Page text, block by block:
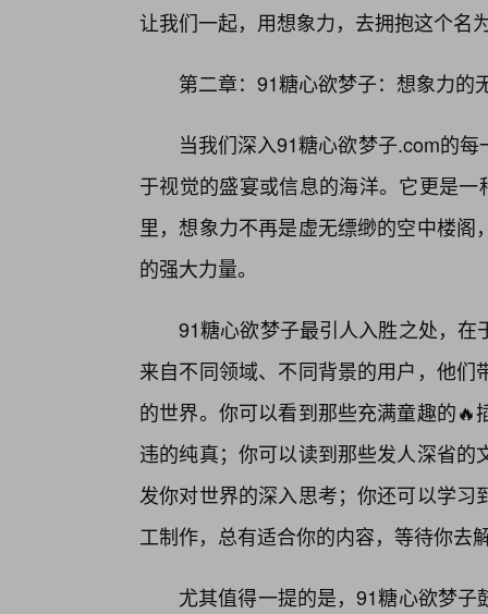
让我们一起，用想象力，去拥抱这个名
第二章：91糖心欲梦子：想象力的
当我们深入91糖心欲梦子.com的
于视觉的盛宴或信息的海洋。它更是
里，想象力不再是虚无缥缈的空中楼
的强大力量。
91糖心欲梦子最引人入胜之处，
来自不同领域、不同背景的用户，他
的世界。你可以看到那些充满童趣的
违的纯真；你可以读到那些发人深省
发你对世界的深入思考；你还可以学
工制作，总有适合你的内容，等待你去
尤其值得一提的是，91糖心欲梦